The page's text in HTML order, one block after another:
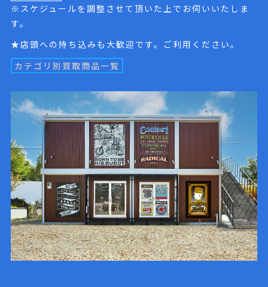
※スケジュールを調整させて頂いた上でお伺いいたしま
す。
★店頭への持ち込みも大歓迎です。ご利用ください。
カテゴリ別買取商品一覧